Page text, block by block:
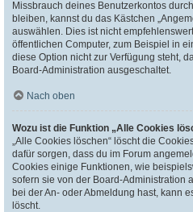
Missbrauch deines Benutzerkontos
bleiben, kannst du das Kästchen
auswählen. Dies ist nicht
öffentlichen Computer, zum Beispiel in
diese Option nicht zur Verfügung steht,
Board-Administration ausgeschaltet.
Nach oben
Wozu ist die Funktion „Alle Cookies
„Alle Cookies löschen“ löscht die
dafür sorgen, dass du im Forum
Cookies einige Funktionen, wie
sofern sie von der Board-Administration
bei der An- oder Abmeldung hast, kann
löscht.